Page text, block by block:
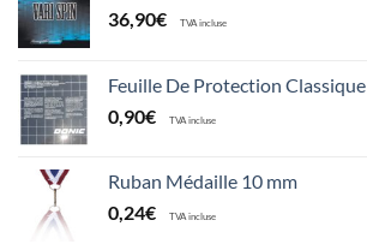
36,90€ TVA incluse
Feuille De Protection Classique
0,90€ TVA incluse
Ruban Médaille 10 mm
0,24€ TVA incluse